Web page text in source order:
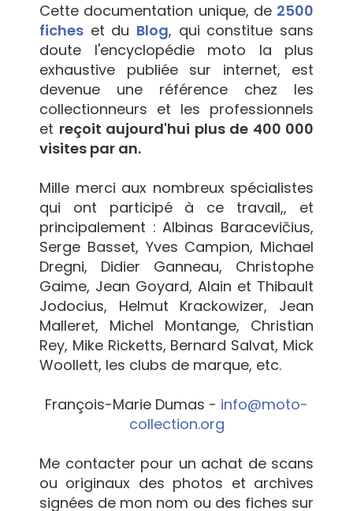
Cette documentation unique, de 2500
fiches et du Blog, qui constitue sans
doute l'encyclopédie moto la plus
exhaustive publiée sur internet, est
devenue une référence chez les
collectionneurs et les professionnels
et reçoit aujourd'hui plus de 400 000
visites par an.
Mille merci aux nombreux spécialistes
qui ont participé à ce travail,, et
principalement : Albinas Baracevičius,
Serge Basset, Yves Campion, Michael
Dregni, Didier Ganneau, Christophe
Gaime, Jean Goyard, Alain et Thibault
Jodocius, Helmut Krackowizer, Jean
Malleret, Michel Montange, Christian
Rey, Mike Ricketts, Bernard Salvat, Mick
Woollett, les clubs de marque, etc.
François-Marie Dumas - info@moto-
collection.org
Me contacter pour un achat de scans
ou originaux des photos et archives
signées de mon nom ou des fiches sur